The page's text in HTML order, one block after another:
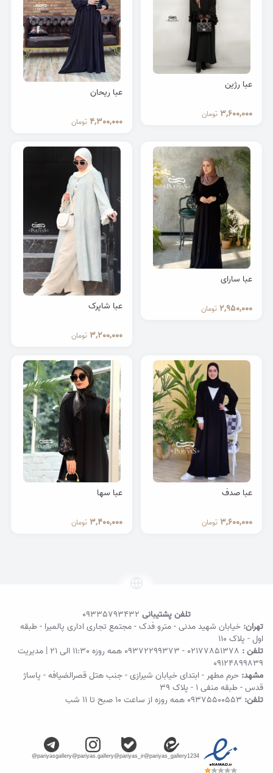
عبا رژین
3,600,000 تومان
عبا ریحان
4,300,000 تومان
عبا سارای
2,950,000 تومان عبا شاپرک
3,200,000 تومان
عبا صدف
3,600,000 تومان
عبا سها
3,400,000 تومان
تلفن پشتیبانی 09335793432
تهران: خیابان شهید مدنی - مترو فدک - مجتمع تجاری اداری پالمیرا - طبقه
اول - پلاک ۱۱۰
تلفن : 02177851378
-
09372299373 همه روزه 11:30 الی 21 | مدیریت
09124899839
مشهد: حرم مطهر - ابتدای خیابان شیرازی - جنب هتل قصرالضیافه - پاساژ
قدس - طبقه منفی ۱ - پلاک 39
تلفن: 09375500553 همه روزه از ساعت ۱۰ صبح تا ۱۱ شب
@pariyas_gallery1234
@pariyas_ir
@pariyas.gallery
@pariyasgallery